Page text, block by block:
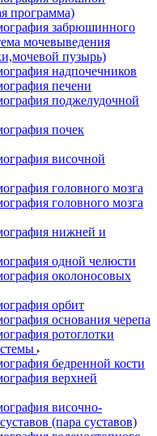
программа)
забрюшинного
мочевыведения
пузырь)
надпочечников
печени
поджелудочной
почек
височной
головного мозга
головного мозга
нижней и
одной челюсти
околоносовых
орбит
основания черепа
ротоглотки
бедренной кости
верхней
височно-
(пара суставов)